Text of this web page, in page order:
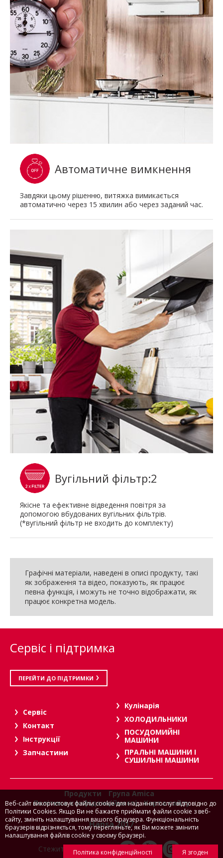
Автоматичне вимкнення
Завдяки цьому рішенню, витяжка вимикається
автоматично через 15 хвилин або через заданий час.
Вугільний фільтр:2
Якісне та ефективне відведення повітря за
допомогою вбудованих вугільних фільтрів.
(*вугільний фільтр не входить до комплекту)
Графічні матеріали, наведені в описі продукту, такі
як зображення та відео, показують, як працює
певна функція, і можуть не точно відображати, як
працює конкретна модель.
Сервіс і підтримка
ПЕРЕЙТИ ДО ПІДТРИМКИ
Сервіс
Контакт
Інструкції
Запчастини
Кулінарія
ХОЛОДИЛЬНИКИ
ПОСУДОМИЙНІ
МАШИНИ
ПРАЛЬНІ МАШИНИ І
СУШИЛЬНІ МАШИНИ
Продукти
Група Amica
Політика конфіденційності
Карта сайту
Hansa 2017
Стежити за нами на:
Веб-сайт використовує файли cookie для надання послуг відповідно до
Політики Cookies. Якщо Ви не бажаєте приймати файли cookie з веб-
сайту, змініть налаштування вашого браузера. Функціональність
браузерів відрізняється, тому перегляньте, як Ви можете змінити
налаштування файлів cookie у своєму браузері.
Я згоден
Політика конфіденційності